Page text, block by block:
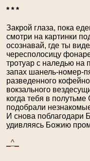
* * *
Закрой глаза, пока
смотри на картинки
осознавай, где ты
чересполосицу
тротуар с наледью на
запах шанель-номер-
разведенного
вокзального
когда тебя в полутьме
подобрали
И снова поблагодари
удивляясь Божию
_^_